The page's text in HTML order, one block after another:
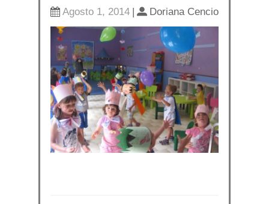
Agosto 1, 2014 | Doriana Cencio